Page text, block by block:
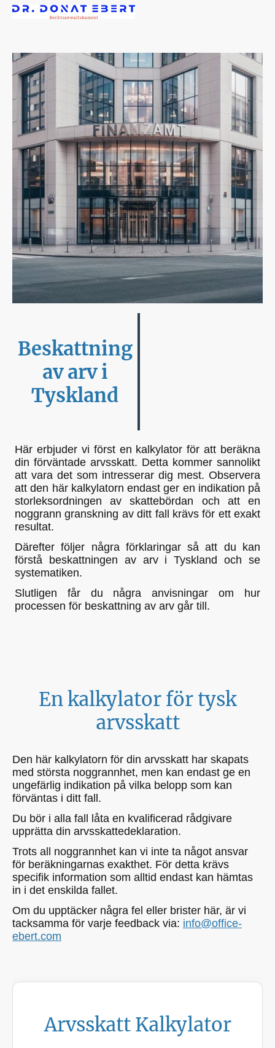
Beskattning
av arv i
Tyskland
Här erbjuder vi först en kalkylator för att beräkna
din förväntade arvsskatt. Detta kommer sannolikt
att vara det som intresserar dig mest. Observera
att den här kalkylatorn endast ger en indikation på
storleksordningen av skattebördan och att en
noggrann granskning av ditt fall krävs för ett exakt
resultat.
Därefter följer några förklaringar så att du kan
förstå beskattningen av arv i Tyskland och se
systematiken.
Slutligen får du några anvisningar om hur
processen för beskattning av arv går till.
En kalkylator för tysk
arvsskatt
Den här kalkylatorn för din arvsskatt har skapats
med största noggrannhet, men kan endast ge en
ungefärlig indikation på vilka belopp som kan
förväntas i ditt fall.
Du bör i alla fall låta en kvalificerad rådgivare
upprätta din arvsskattedeklaration.
Trots all noggrannhet kan vi inte ta något ansvar
för beräkningarnas exakthet. För detta krävs
specifik information som alltid endast kan hämtas
in i det enskilda fallet.
Om du upptäcker några fel eller brister här, är vi
tacksamma för varje feedback via: info@office-
ebert.com
Arvsskatt Kalkylator